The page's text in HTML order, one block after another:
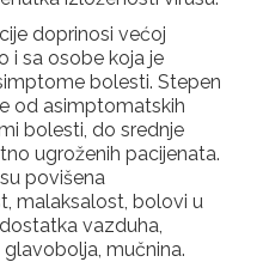
doprinosi većoj
i sa osobe koja je
bolesti. Stepen
od asimptomatskih
bolesti, do srednje
ugroženih pacijenata.
povišena
malaksalost, bolovi u
vazduha,
mučnina.